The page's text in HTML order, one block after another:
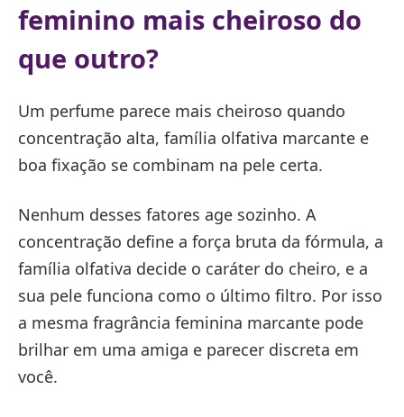
feminino mais cheiroso do
que outro?
Um perfume parece mais cheiroso quando
concentração alta, família olfativa marcante e
boa fixação se combinam na pele certa.
Nenhum desses fatores age sozinho. A
concentração define a força bruta da fórmula, a
família olfativa decide o caráter do cheiro, e a
sua pele funciona como o último filtro. Por isso
a mesma fragrância feminina marcante pode
brilhar em uma amiga e parecer discreta em
você.